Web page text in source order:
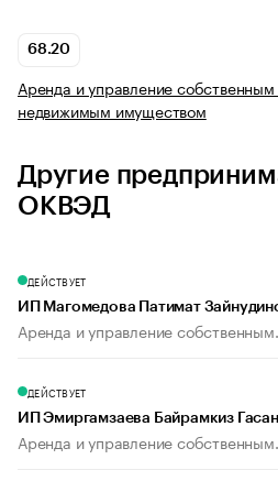
68.20
Аренда и управление
недвижимым имуществом
Другие
ОКВЭД
ДЕЙСТВУЕТ
ИП Магомедова Патимат
Аренда и управление
ДЕЙСТВУЕТ
ИП Эмиргамзаева Байрамкиз
Аренда и управление